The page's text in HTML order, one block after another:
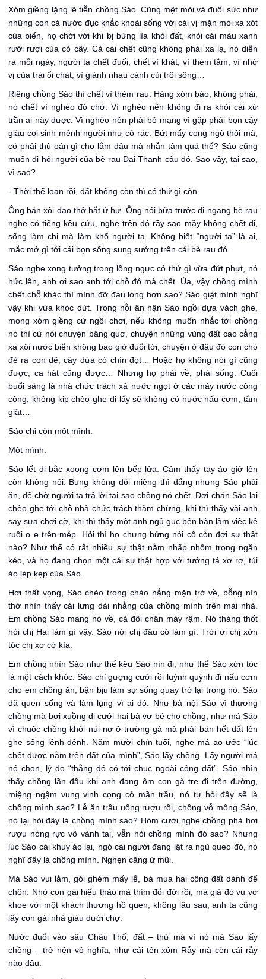
Xóm giềng lặng lẽ tiễn chồng Sáo. Cũng mệt mỏi và đuối sức như
những con cá nước đục khắc khoải sống với cái vị mặn mòi xa xót
của biển, họ chới với khi bị bứng lìa khỏi đất, khỏi cái màu xanh
rười rượi của cỏ cây. Cả cái chết cũng không phải xa lạ, nó diễn
ra mỗi ngày, người ta chết đuối, chết vì khát, vì thèm tắm, vì nhớ
vị của trái ổi chát, vì giành nhau cành củi trôi sông…
Riêng chồng Sáo thì chết vì thèm rau. Hàng xóm bảo, không phải,
nó chết vì nghèo đó chớ. Vì nghèo nên không đi ra khỏi cái xứ
trần ai này được. Vì nghèo nên phải bỏ mạng vì gặp phải bọn cậy
giàu coi sinh mệnh người như cỏ rác. Bứt mấy cọng ngò thôi mà,
có phải thù oán gì cho lắm đâu mà nhẫn tâm quá thể? Sáo cũng
muốn đi hỏi người của bè rau Đại Thanh câu đó. Sao vậy, tại sao,
vì sao?
- Thời thế loạn rồi, đất không còn thì có thứ gì còn.
Ông bán xôi dạo thở hắt ứ hự. Ông nói bữa trước đi ngang bè rau
nghe có tiếng kêu cứu, nghe trên đó rầy sao mầy không chết đi,
sống làm chi mà làm khổ người ta. Không biết “người ta” là ai,
mắc mớ gì tới cái bọn sống sung sướng trên cái bè rau đó.
Sáo nghe xong tưởng trong lồng ngực có thứ gì vừa đứt phựt, nó
hức lên, anh ơi sao anh tới chỗ đó mà chết. Ủa, vậy chồng mình
chết chỗ khác thì mình đỡ đau lòng hơn sao? Sáo giật mình nghĩ
vậy khi vừa khóc dứt. Trong nỗi ân hận Sáo ngồi dựa vách ghe,
mong xóm giềng cứ ngồi chơi, nếu không muốn nhắc tới chồng
nó thì cứ nói chuyện bâng quơ, chuyện những vùng đất cao cẳng
xa xôi nước biển không bao giờ đuổi tới, chuyện ở đâu đó con chó
đẻ ra con dê, cây dừa có chín đọt… Hoặc họ không nói gì cũng
được, ca hát cũng được… Nhưng họ phải về, phải sống. Cuối
buổi sáng là nhà chức trách xả nước ngọt ở các máy nước công
cộng, không kịp chèo ghe đi lấy sẽ không có nước nấu cơm, tắm
giặt…
Sáo chỉ còn một mình.
Một mình.
Sáo lết đi bắc xoong cơm lên bếp lửa. Cảm thấy tay áo giở lên
còn không nổi. Bụng không đói miệng thì đắng nhưng Sáo phải
ăn, để chờ người ta trả lời tại sao chồng nó chết. Đợi chán Sáo lại
chèo ghe tới chỗ nhà chức trách thăm chừng, khi thì thấy vài anh
say sưa chơi cờ, khi thì thấy một anh ngủ gục bên bàn làm việc kệ
ruồi o e trên mép. Hỏi thì họ chưng hửng nói cô còn đợi sự thật
nào? Như thể có rất nhiều sự thật nằm nhấp nhổm trong ngăn
kéo, và họ đang chọn một cái sự thật hợp với tướng tá xơ rơ, túi
áo lép kẹp của Sáo.
Hơi thất vọng, Sáo chèo trong chảo nắng mặn trở về, bỗng nín
thở nhìn thấy cái lưng dài nhằng của chồng mình trên mái nhà.
Em chồng Sáo mang nó về, cả đôi chân mày rậm. Nó thảng thốt
hỏi chị Hai làm gì vậy. Sáo nói chị đâu có làm gì. Trời ơi chị xởn
tóc chị xơ cờ kìa.
Em chồng nhìn Sáo như thể kêu Sáo nín đi, như thể Sáo xởn tóc
là một cách khóc. Sáo chỉ gượng cười rồi luýnh quýnh đi nấu cơm
cho em chồng ăn, bận bịu làm sự sống quay trở lại trong nó. Sáo
đã quen sống và làm lụng vì ai đó. Như bà nội Sáo vì thương
chồng mà bơi xuồng đi cưới hai bà vợ bé cho chồng, như má Sáo
vì chuộc chồng khỏi núi nợ ở trường gà mà phải bán hết đất lên
ghe sống lênh đênh. Năm mười chín tuổi, nghe má ao ước “lúc
chết được nằm trên đất của mình”, Sáo lấy chồng. Lấy người má
nó chọn, lý do “thằng đó có tới chục ngoài công đất”. Sáo nhìn
thấy chồng lần đầu khi anh đang ôm con gà tre đi trên đường,
miệng ngậm vung vinh cọng cỏ mần trầu, nó tự hỏi đây sẽ là
chồng mình sao? Lễ ăn trầu uống rượu rồi, chồng vỗ mông Sáo,
nó lại hỏi đây là chồng mình sao? Hôm cưới nghe chồng phả hơi
rượu nóng rực vô vành tai, vẫn hỏi chồng mình đó sao? Nhưng
lúc Sáo cài khuy áo lại, ngó cái người đang lật ra ngủ queo đó, nó
nghĩ đây là chồng mình. Nghẹn căng ứ mũi.
Má Sáo vui lắm, gói ghém mấy lễ, bà mua hai công đất dành để
chôn. Nhờ con gái hiếu thảo mà thím đổi đời rồi, má giả đò vu vơ
khoe với một khách thương hồ quen, không lâu sau, anh ta cũng
lấy con gái nhà giàu dưới chợ.
Nước đuổi vào sâu Châu Thổ, đất – thứ mà vì nó mà Sáo lấy
chồng – trở nên vô nghĩa, như cái tên xóm Rẫy mà còn cái rẫy
nào đâu.